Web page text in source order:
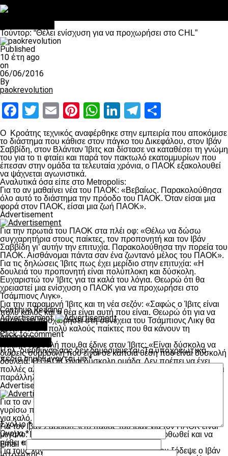
Τούντορ: “Θέλει ενίσχυση για να προχωρήσει στο CHL”
Published
10 έτη ago
on
06/06/2016
By
paokrevolution
Facebook
Twitter
EmailPinterest
WhatsApp
LinkedIn
Telegram
O Κροάτης τεχνικός αναφέρθηκε στην εμπειρία που αποκόμισε
το διάστημα που κάθισε στον πάγκο του Δικεφάλου, στον Ιβάν
Σαββίδη, στον Βλάνταν Ίβιτς και δίστασε να καταθέσει τη γνώμη
του για το τι φταίει και παρά τον πακτωλό εκατομμυρίων που
έπεσαν στην ομάδα τα τελευταία χρόνια, ο ΠΑΟΚ εξακολουθεί
να ψάχνεται αγωνιστικά.
Αναλυτικά όσα είπε στο Metropolis:
Για το αν μαθαίνει νέα του ΠΑΟΚ: «Βεβαίως. Παρακολούθησα
όλο αυτό το διάστημα την πρόοδο του ΠΑΟΚ. Όταν είσαι μια
φορά στον ΠΑΟΚ, είσαι μια ζωή ΠΑΟΚ».
Advertisement
Για την πρωτιά του ΠΑΟΚ στα πλέι οφ: «Θέλω να δώσω
συγχαρητήρια στους παίκτες, τον προπονητή και τον Ιβάν
Σαββίδη γι’ αυτήν την επιτυχία. Παρακολούθησα την πορεία του
ΠΑΟΚ. Αισθάνομαι πάντα σαν ένα ζωντανό μέλος του ΠΑΟΚ».
Για τις δηλώσεις Ίβιτς πως έχει μερίδιο στην επιτυχία: «Η
δουλειά του προπονητή είναι πολύπλοκη και δύσκολη.
Ευχαριστώ τον Ίβιτς για τα καλά του λόγια. Θεωρώ ότι θα
χρειαστεί μια ενίσχυση ο ΠΑΟΚ για να προχωρήσει στο
Τσάμπιονς Λιγκ».
Για την παραμονή Ίβιτς και τη νέα σεζόν: «Σαφώς ο Ίβιτς είναι
πολύ καλός και η θέα είναι αυτή που είναι. Θεωρώ ότι για να
μπορεί να προχωρήσει στη συνέχεια του Τσάμπιονς Λικγ θα
χρειαστεί 3-4 πολύ καλούς παίκτες που θα κάνουν τη
διαφορά».
Για τη συμβουλή που θα έδινε στον Ίβιτς: «Είναι δύσκολο να
δώσεις συμβουλή που είναι σε κάποια θέση που είναι δύσκολή
δουλειά. Ο ΠΑΟΚ είναι δύσκολη ομάδα. Δεν πρέπει να έχει
πολλές αλλαγές, ούτε στους παίκτες, ούτε στην οργάνωση. Και
παράλληλα χρειάζεται μεγάλη υπομονή».
Advertisement
Για το αν θεωρεί ότι απέτυχε στον ΠΑΟΚ: «Δεν θα ήθελα να
γυρίσω πίσω. Θέλω να κοιτάω μόνο μπροστά. Κάθε εμπόδιο
για καλό. Από την εμπειρία αυτή κέρδισα πολλά».
Για τον Ιβάν Σαββίδη: «Το πάθος του Ιβάν για τον ΠΑΟΚ είναι
μεγάλο. Να τον βοηθήσουν τα λάθη για να διορθωθεί και να
μάθει από τα λάθη του».
Για τους λόγους που παρά τα πολλά λεφτά που ξόδεψε ο Ιβάν
Continue Reading
Advertisement
Click to comment
Η ηλ. διεύθυνση σας δεν δημοσιεύεται. Τα υποχρεωτικά
πεδία σημειώνονται με*
Σχόλιο*
Όνομα*
Email *